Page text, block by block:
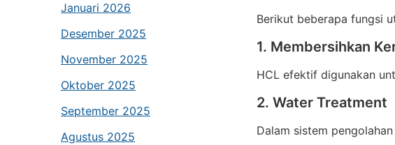
Januari 2026
Desember 2025
November 2025
Oktober 2025
September 2025
Agustus 2025
Berikut beberapa fungsi
1. Membersihkan
HCL efektif digunakan
2. Water Treatment
Dalam sistem